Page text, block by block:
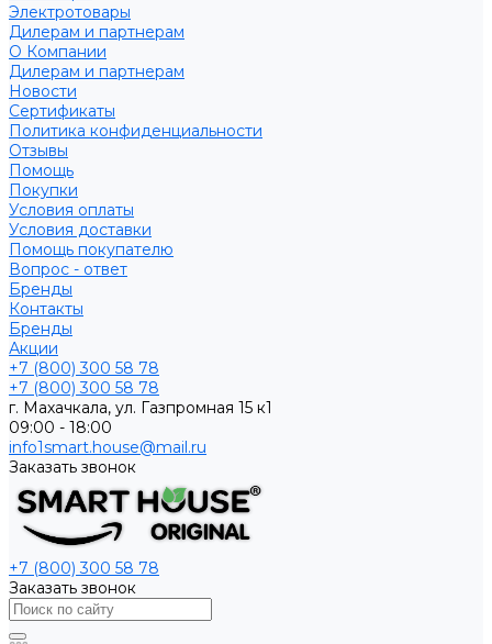
Электротовары
Дилерам и партнерам
О Компании
Дилерам и партнерам
Новости
Сертификаты
Политика конфиденциальности
Отзывы
Помощь
Покупки
Условия оплаты
Условия доставки
Помощь покупателю
Вопрос - ответ
Бренды
Контакты
Бренды
Акции
+7 (800) 300 58 78
+7 (800) 300 58 78
г. Махачкала, ул. Газпромная 15 к1
09:00 - 18:00
info1smart.house@mail.ru
Заказать звонок
+7 (800) 300 58 78
Заказать звонок